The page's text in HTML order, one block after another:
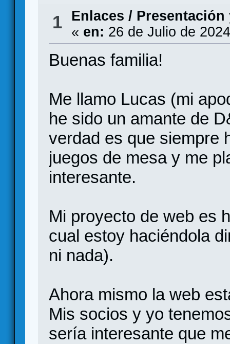
1 Enlaces /
« en: 26 de Julio de
Buenas familia!
Me llamo Lucas (mi
he sido un amante de
verdad es que siempre
juegos de mesa y me
interesante.
Mi proyecto de web es
cual estoy haciéndola
ni nada).
Ahora mismo la web
Mis socios y yo
sería interesante que